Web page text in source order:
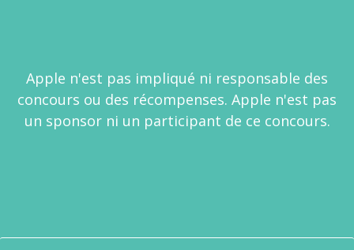
Apple n'est pas impliqué ni responsable des
concours ou des récompenses. Apple n'est pas
un sponsor ni un participant de ce concours.